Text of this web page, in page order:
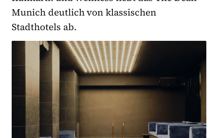
Munich deutlich von klassischen
Stadthotels ab.